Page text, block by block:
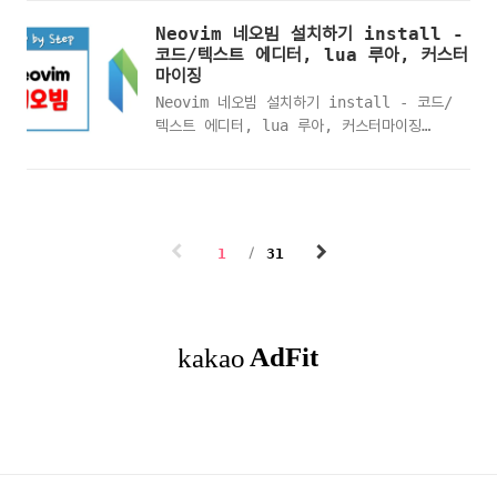
Studio Code 비주얼 스튜디오 코드 실행자
동 줄바꿈 설정 전 작성 내용 확인설정 메뉴
로 이동하기자동 줄바꿈 설정하기 자동 줄바꿈
설정 후 작성 내용 확인
Neovim 네오빔 설치하기 install -
코드/텍스트 에디터, lua 루아, 커스터
마이징
Neovim 네오빔 설치하기 install - 코드/
텍스트 에디터, lua 루아, 커스터마이징
단축키 확인하기Neovim 네오빔 -
helpNeovim 네오빔 모드변경
1 31